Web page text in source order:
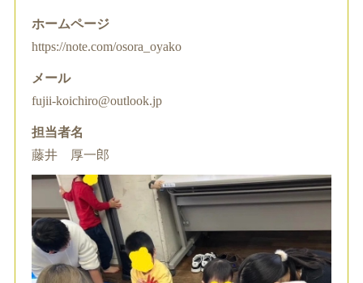
ホームページ
https://note.com/osora_oyako
メール
fujii-koichiro@outlook.jp
担当者名
藤井 厚一郎